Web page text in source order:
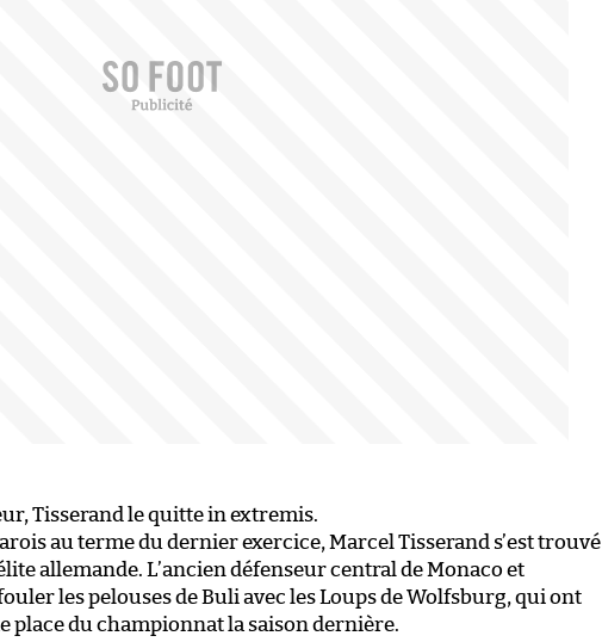
Tisserand le quitte in extremis.
au terme du dernier exercice, Marcel Tisserand s’est trouvé
allemande. L’ancien défenseur central de Monaco et
les pelouses de Buli avec les Loups de Wolfsburg, qui ont
place du championnat la saison dernière.